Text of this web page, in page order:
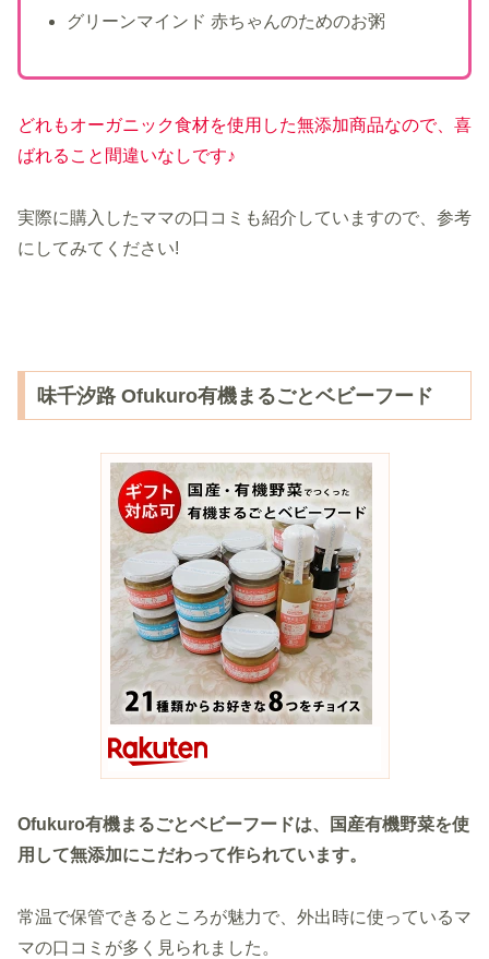
グリーンマインド 赤ちゃんのためのお粥
どれもオーガニック食材を使用した無添加商品なので、喜
ばれること間違いなしです♪
実際に購入したママの口コミも紹介していますので、参考
にしてみてください!
味千汐路 Ofukuro有機まるごとベビーフード
Ofukuro有機まるごとベビーフードは、国産有機野菜を使
用して無添加にこだわって作られています。
常温で保管できるところが魅力で、外出時に使っているマ
マの口コミが多く見られました。